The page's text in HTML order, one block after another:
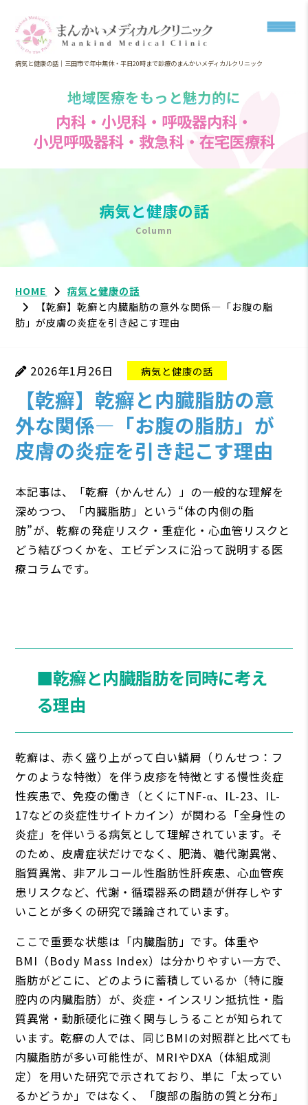
病気と健康の話｜三田市で年中無休・平日20時まで診療のまんかいメディカルクリニック
地域医療をもっと魅力的に
内科・小児科・呼吸器内科・
小児呼吸器科・救急科・在宅医療科
病気と健康の話
Column
HOME
病気と健康の話
【乾癬】乾癬と内臓脂肪の意外な関係―「お腹の脂
肪」が皮膚の炎症を引き起こす理由
2026年1月26日 病気と健康の話
【乾癬】乾癬と内臓脂肪の意
外な関係―「お腹の脂肪」が
皮膚の炎症を引き起こす理由
本記事は、「乾癬（かんせん）」の一般的な理解を
深めつつ、「内臓脂肪」という“体の内側の脂
肪”が、乾癬の発症リスク・重症化・心血管リスクと
どう結びつくかを、エビデンスに沿って説明する医
療コラムです。
■乾癬と内臓脂肪を同時に考え
る理由
乾癬は、赤く盛り上がって白い鱗屑（りんせつ：フ
ケのような特徴）を伴う皮疹を特徴とする慢性炎症
性疾患で、免疫の働き（とくにTNF-α、IL-23、IL-
17などの炎症性サイトカイン）が関わる「全身性の
炎症」を伴いうる病気として理解されています。そ
のため、皮膚症状だけでなく、肥満、糖代謝異常、
脂質異常、非アルコール性脂肪性肝疾患、心血管疾
患リスクなど、代謝・循環器系の問題が併存しやす
いことが多くの研究で議論されています。
ここで重要な状態は「内臓脂肪」です。体重や
BMI（Body Mass Index）は分かりやすい一方で、
脂肪がどこに、どのように蓄積しているか（特に腹
腔内の内臓脂肪）が、炎症・インスリン抵抗性・脂
質異常・動脈硬化に強く関与しうることが知られて
います。乾癬の人では、同じBMIの対照群と比べても
内臓脂肪が多い可能性が、MRIやDXA（体組成測
定）を用いた研究で示されており、単に「太ってい
るかどうか」ではなく、「腹部の脂肪の質と分布」